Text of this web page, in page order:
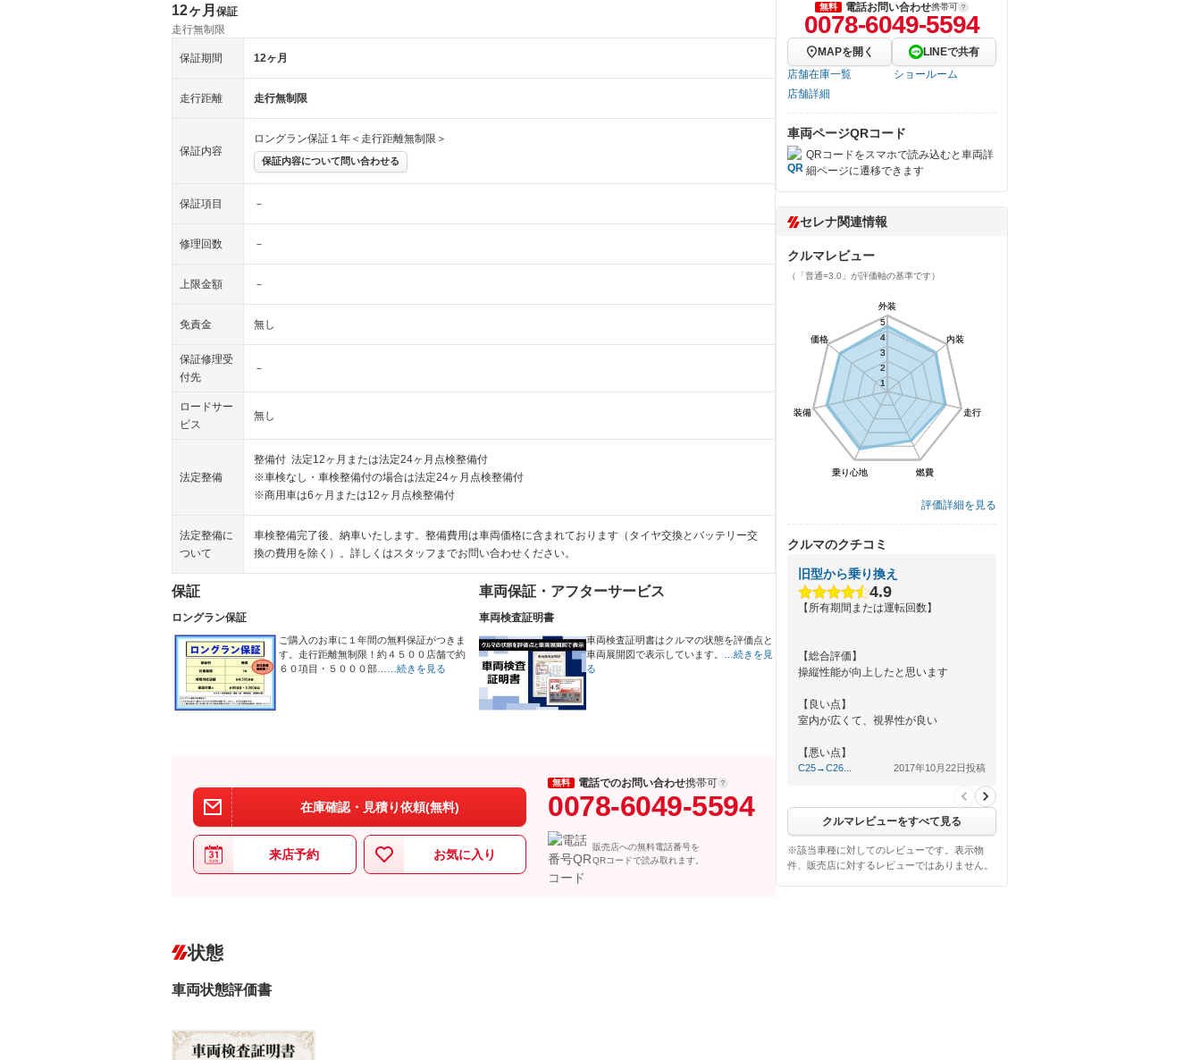
12ヶ月 保証
走行無制限
保証期間 12ヶ月
走行距離 走行無制限
保証内容
ロングラン保証１年＜走行距離無制限＞
保証内容について問い合わせる
保証項目 －
修理回数 －
上限金額 －
免責金 無し
保証修理受
付先
－
ロードサー
ビス
無し
法定整備
整備付 法定12ヶ月または法定24ヶ月点検整備付
※車検なし・車検整備付の場合は法定24ヶ月点検整備付
※商用車は6ヶ月または12ヶ月点検整備付
法定整備に
ついて
車検整備完了後、納車いたします。整備費用は車両価格に含まれております（タイヤ交換とバッテリー交
換の費用を除く）。詳しくはスタッフまでお問い合わせください。
保証
ロングラン保証
ご購入のお車に１年間の無料保証がつきま
す。走行距離無制限！約４５００店舗で約
６０項目・５０００部…
…続きを見る
車両保証・アフターサービス
車両検査証明書
車両検査証明書はクルマの状態を評価点と
車両展開図で表示しています。
…続きを見
る
在庫確認・見積り依頼(無料)
来店予約 お気に入り
無料 電話でのお問い合わせ携帯可
0078-6049-5594
販売店への無料電話番号を
QRコードで読み取れます。
状態
車両状態評価書
無料 電話お問い合わせ携帯可
0078-6049-5594
MAPを開く
LINEで共有
店舗在庫一覧
ショールーム
店舗詳細
車両ページQRコード
QRコードをスマホで読み込むと車両詳
細ページに遷移できます
セレナ関連情報
クルマレビュー
（「普通=3.0」が評価軸の基準です）
外装
内装
走行
燃費
乗り心地
装備
価格
1
2
3
4
5
外装
内装
走行
燃費
乗り心地
装備
価格
1
2
3
4
5
評価詳細を見る
クルマのクチコミ
旧型から乗り換え
4.9
【所有期間または運転回数】
【総合評価】
操縦性能が向上したと思います
【良い点】
室内が広くて、視界性が良い
【悪い点】
特になし
C25→C26... 2017年10月22日投稿
クルマレビューをすべて見る
※該当車種に対してのレビューです。表示物
件、販売店に対するレビューではありません。